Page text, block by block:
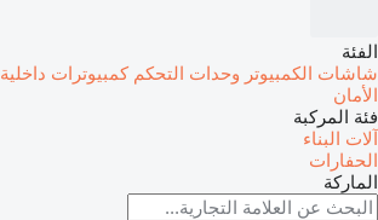
الفئة
شاشات الكمبيوتر وحدات التحكم كمبيوترات داخلية
الأمان
فئة المركبة
آلات البناء
الحفارات
الماركة